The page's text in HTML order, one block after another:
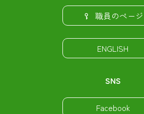
職員のページ
ENGLISH
SNS
Facebook